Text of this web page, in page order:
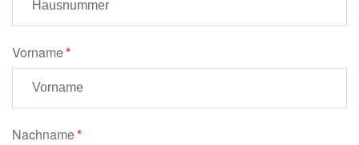
Vorname
Nachname